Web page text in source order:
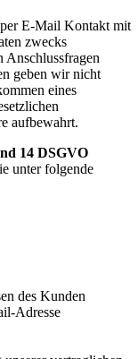
E-Mail Kontakt mit
zwecks
Anschlussfragen
geben wir nicht
eines
aufbewahrt.
14 DSGVO
unter folgende
des Kunden
Adresse